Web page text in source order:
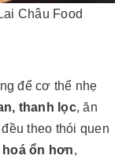
Châu Food
để cơ thể nhẹ
thanh lọc, ăn
theo thói quen
hoá ổn hơn,